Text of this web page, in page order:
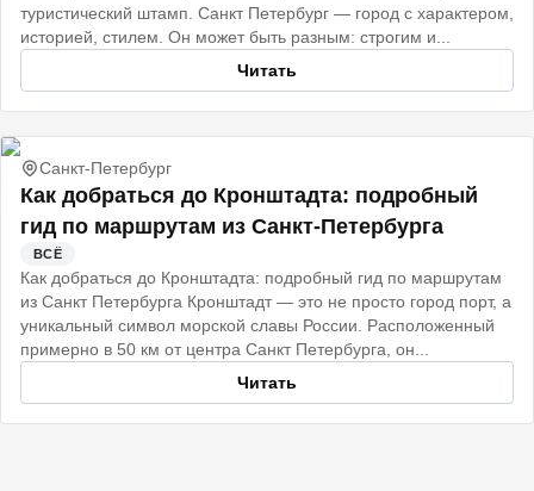
туристический штамп. Санкт Петербург — город с характером,
историей, стилем. Он может быть разным: строгим и...
Читать
Санкт-Петербург
Как добраться до Кронштадта: подробный
гид по маршрутам из Санкт-Петербурга
ВСЁ
Как добраться до Кронштадта: подробный гид по маршрутам
из Санкт Петербурга Кронштадт — это не просто город порт, а
уникальный символ морской славы России. Расположенный
примерно в 50 км от центра Санкт Петербурга, он...
Читать